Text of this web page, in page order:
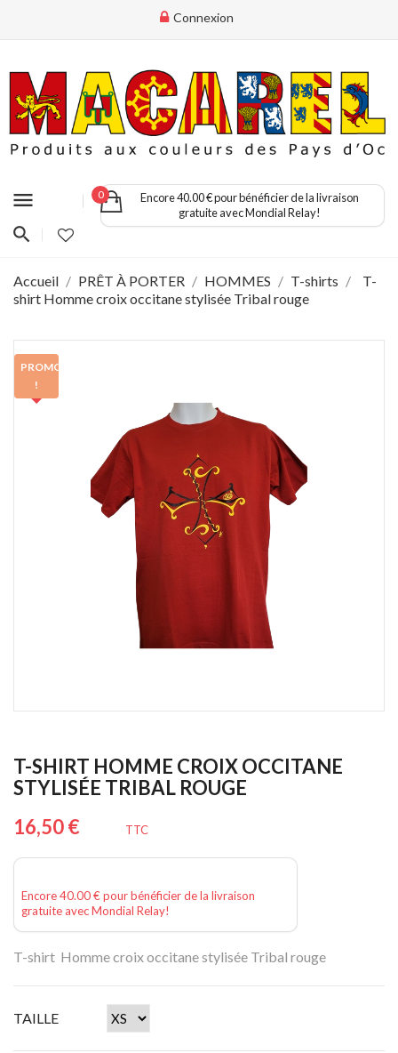
Connexion
menu 0
Encore 40.00 € pour bénéficier de la livraison
gratuite avec Mondial Relay!
Accueil PRÊT À PORTER HOMMES T-shirts
T-
shirt Homme croix occitane stylisée Tribal rouge
PROMO
!
T-SHIRT HOMME CROIX OCCITANE
STYLISÉE TRIBAL ROUGE
16,50 €
TTC
Encore 40.00 € pour bénéficier de la livraison
gratuite avec Mondial Relay!
T-shirt Homme croix occitane stylisée Tribal rouge
TAILLE